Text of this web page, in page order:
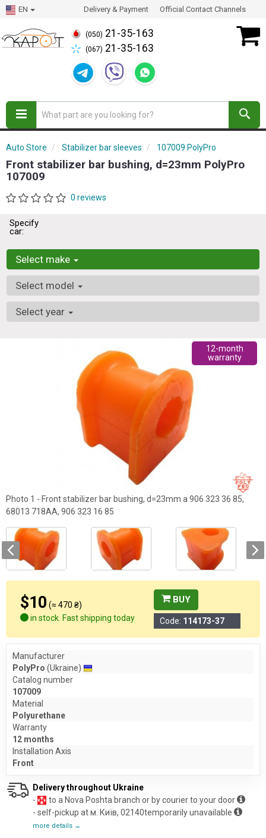
EN Delivery & Payment Official Contact Channels
(050) 21-35-163
(067) 21-35-163
Auto Store Stabilizer bar sleeves 107009 PolyPro
Front stabilizer bar bushing, d=23mm PolyPro
107009
0 reviews
Specify
car:
Select make
Select model
Select year
12-month
warranty
Photo 1 - Front stabilizer bar bushing, d=23mm a 906 323 36 85,
68013 718AA, 906 323 16 85
$10 (≈ 470 ₴)
in stock. Fast shipping today
BUY
Code: 114173-37
Manufacturer
PolyPro (Ukraine)
Catalog number
107009
Material
Polyurethane
Warranty
12 months
Installation Axis
Front
Delivery throughout Ukraine
-
to a Nova Poshta branch or by courier to your door
- self-pickup at м. Київ, 02140temporarily unavailable
more details →